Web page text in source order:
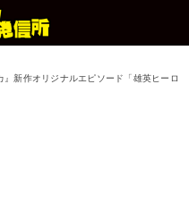
新作オリジナルエピソード「雄英ヒーロ